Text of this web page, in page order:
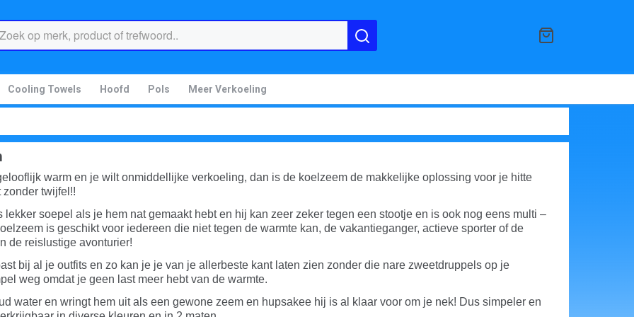
Cooling Towels Hoofd Pols Meer Verkoeling
warm en je wilt onmiddellijke verkoeling, dan is de koelzeem de makkelijke oplossing voor je hitte
twijfel!!
lekker soepel als je hem nat gemaakt hebt en hij kan zeer zeker tegen een stootje en is ook nog eens multi –
is geschikt voor iedereen die niet tegen de warmte kan, de vakantieganger, actieve sporter of de
de reislustige avonturier!
bij al je outfits en zo kan je je van je allerbeste kant laten zien zonder die nare zweetdruppels op je
weg omdat je geen last meer hebt van de warmte.
water en wringt hem uit als een gewone zeem en hupsakee hij is al klaar voor om je nek! Dus simpeler en